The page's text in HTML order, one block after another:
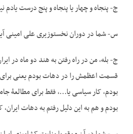
ج- پنجاه و چهار یا پنجاه و پنج درست
س- شما در دوران نخست­وزیری علی امینی
ج- بله، من در راه رفتن به هند دو ماه در
قسمت اعظمش را در دهات بودم یعنی برای
بودم، کار سیاسی یا…، فقط برای مطالعۀ
بودم و هم به این دلیل رفتم به دهات